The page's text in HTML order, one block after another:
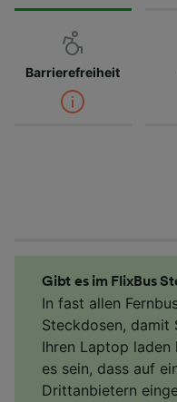
Barrierefreiheit
Gibt es im FlixBus
In fast allen
Steckdosen, damit
Ihren Laptop laden
es sein, dass auf
Drittanbietern